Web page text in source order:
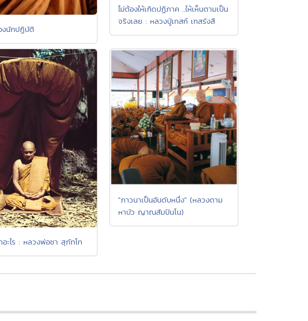
งนักปฏิบัติ
ไม่ต้องให้เกิดปฏิภาค ..ให้เห็นตามเป็น
จริงเลย : หลวงปู่เทสก์ เทสรังสี
อะไร : หลวงพ่อชา สุภัทโท
"ภาวนาเป็นอันดับหนึ่ง" (หลวงตาม
หาบัว ญาณสัมปันโน)